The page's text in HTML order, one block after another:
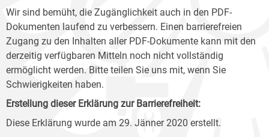
Wir sind bemüht, die Zugänglichkeit auch in den PDF-
Dokumenten laufend zu verbessern. Einen barrierefreien
Zugang zu den Inhalten aller PDF-Dokumente kann mit den
derzeitig verfügbaren Mitteln noch nicht vollständig
ermöglicht werden. Bitte teilen Sie uns mit, wenn Sie
Schwierigkeiten haben.
Erstellung dieser Erklärung zur Barrierefreiheit:
Diese Erklärung wurde am 29. Jänner 2020 erstellt.